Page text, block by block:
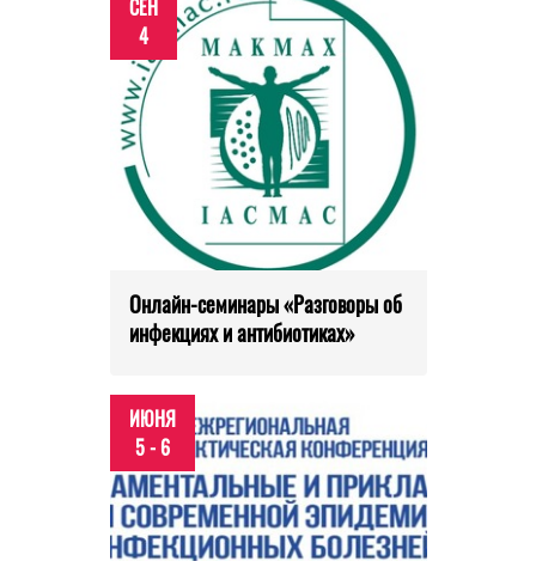
СЕН
4
Онлайн-семинары «Разговоры об
инфекциях и антибиотиках»
ИЮНЯ
5 - 6